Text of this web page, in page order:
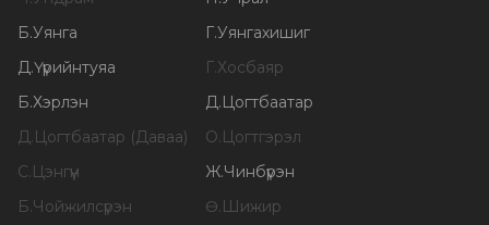
Б.Уянга Г.Уянгахишиг
Д.Үүрийнтуяа Г.Хосбаяр
Б.Хэрлэн Д.Цогтбаатар
Д.Цогтбаатар (Даваа) О.Цогтгэрэл
С.Цэнгүүн Ж.Чинбүрэн
Б.Чойжилсүрэн Ө.Шижир